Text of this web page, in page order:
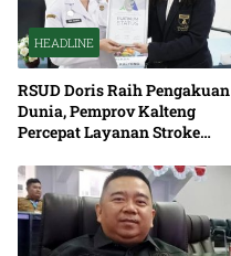
HEADLINE
RSUD Doris Raih Pengakuan
Dunia, Pemprov Kalteng
Percepat Layanan Stroke